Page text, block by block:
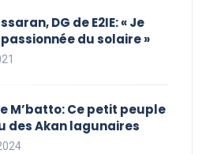
DG de E2IE: « Je
du solaire »
M’batto: Ce petit peuple
des Akan lagunaires